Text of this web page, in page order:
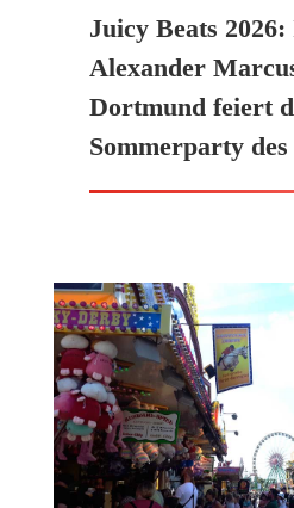
Juicy Beats
Alexander
Dortmund feiert
Sommerparty